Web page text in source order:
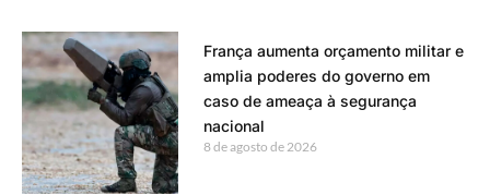
França aumenta orçamento militar e
amplia poderes do governo em
caso de ameaça à segurança
nacional
8 de agosto de 2026